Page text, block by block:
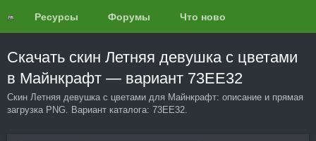
Ресурсы Форумы Что нового?
Скачать скин Летняя девушка с цветами
в Майнкрафт — вариант 73EE32
Скин Летняя девушка с цветами для Майнкрафт: описание и прямая
загрузка PNG. Вариант каталога: 73EE32.